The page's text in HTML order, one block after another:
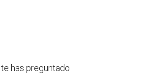
has preguntado